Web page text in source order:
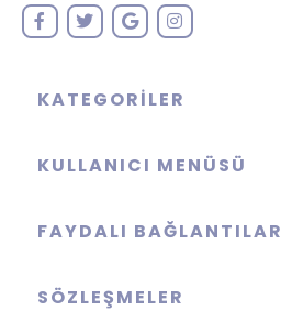
KATEGORILER
KULLANICI MENÜSÜ
FAYDALI BAĞLANTILAR
SÖZLEŞMELER